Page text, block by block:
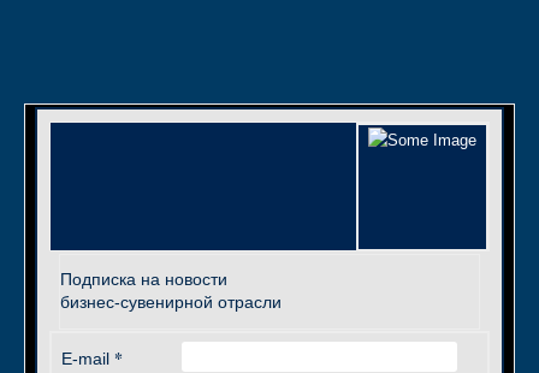
Подписка на новости
бизнес-сувенирной отрасли
E-mail *